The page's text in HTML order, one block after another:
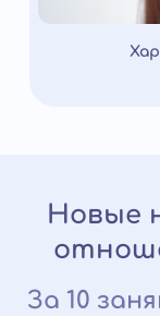
Новые
За 10